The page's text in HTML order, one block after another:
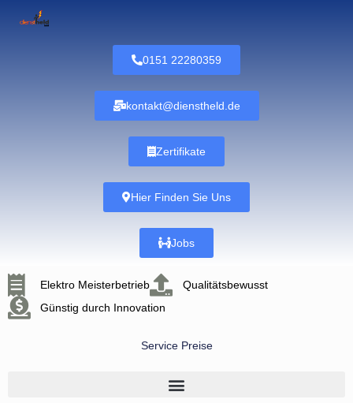
0151 22280359
kontakt@dienstheld.de
Zertifikate
Hier Finden Sie Uns
Jobs
Elektro Meisterbetrieb
Qualitätsbewusst
Günstig durch Innovation
Service Preise